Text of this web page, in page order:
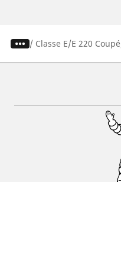
/ Classe E E 220 Coupé